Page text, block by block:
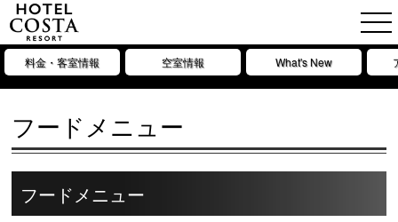
料金・客室情報 空室情報 What's New
フードメニュー
フードメニュー